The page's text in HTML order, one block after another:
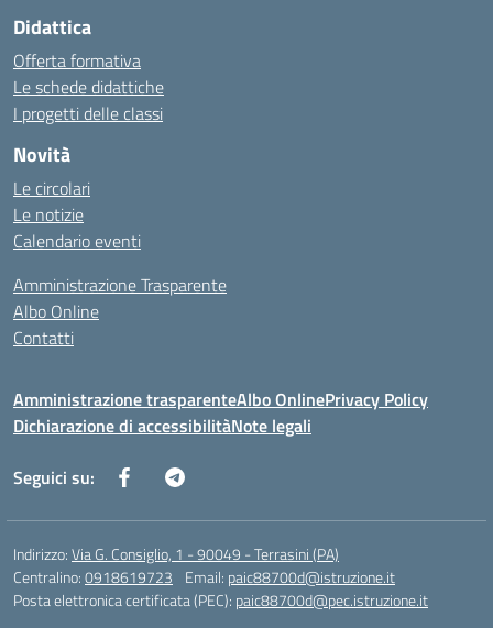
Didattica
Offerta formativa
Le schede didattiche
I progetti delle classi
Novità
Le circolari
Le notizie
Calendario eventi
Amministrazione Trasparente
Albo Online
Contatti
Amministrazione trasparenteAlbo OnlinePrivacy Policy
Dichiarazione di accessibilitàNote legali
Seguici su:
Indirizzo:Via G. Consiglio, 1 - 90049 - Terrasini (PA)
Centralino:0918619723 Email: paic88700d@istruzione.it
Posta elettronica certificata (PEC): paic88700d@pec.istruzione.it